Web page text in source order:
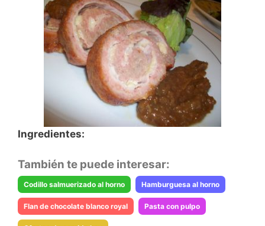
Ingredientes:
También te puede interesar:
Codillo salmuerizado al horno Hamburguesa al horno
Flan de chocolate blanco royal Pasta con pulpo